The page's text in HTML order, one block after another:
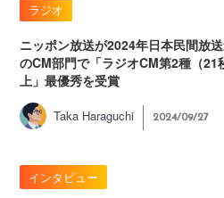
ラジオ
ニッポン放送が2024年日本民間放
のCM部門で「ラジオCM第2種（21
上」最優秀を受賞
Taka Haraguchi 2024/09/27
インタビュー